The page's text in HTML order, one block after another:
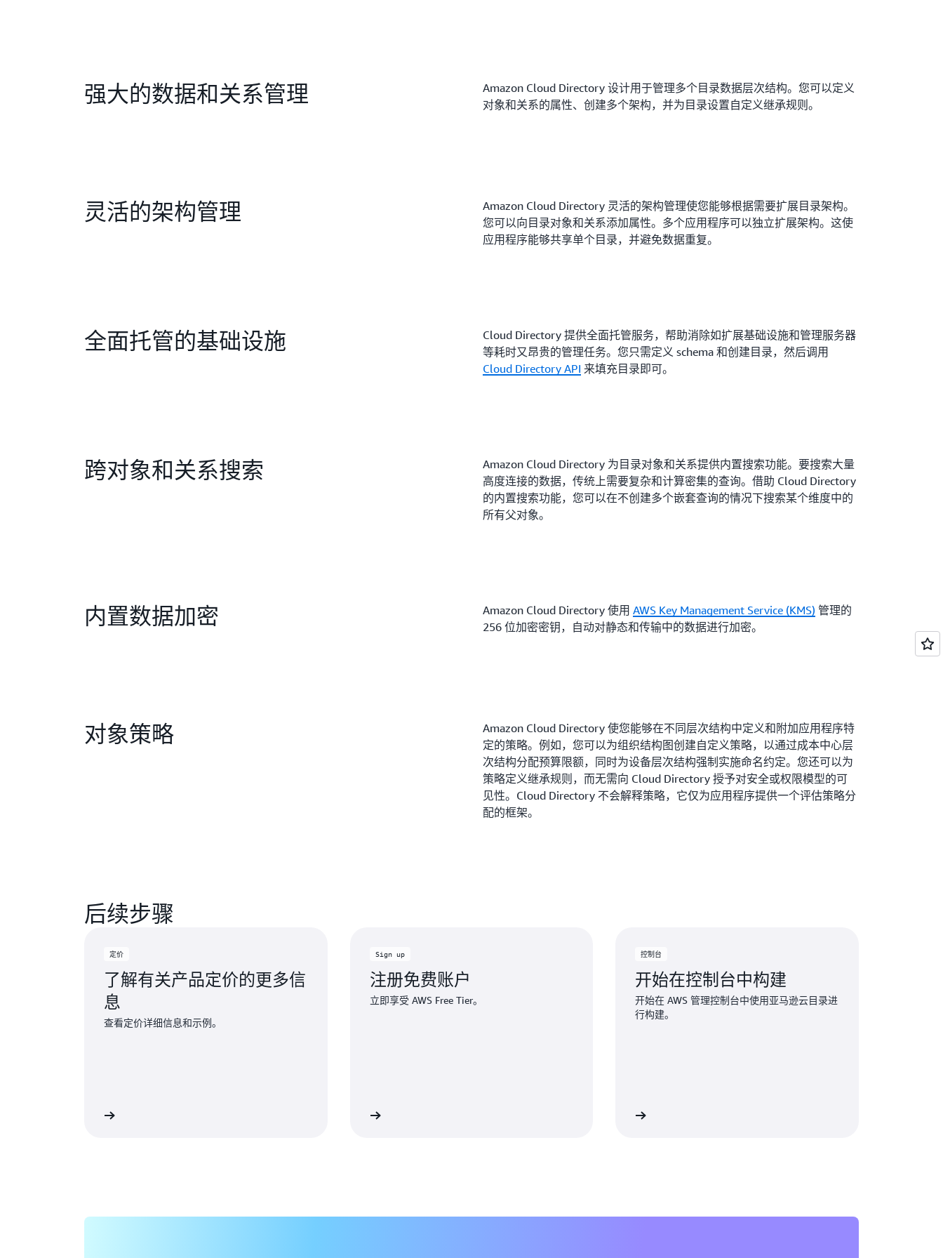
强大的数据和关系管理
Amazon Cloud Directory 设计用于管理多个目录数据层次结构。您可以定义
对象和关系的属性、创建多个架构，并为目录设置自定义继承规则。
灵活的架构管理
Amazon Cloud Directory 灵活的架构管理使您能够根据需要扩展目录架构。
您可以向目录对象和关系添加属性。多个应用程序可以独立扩展架构。这使
应用程序能够共享单个目录，并避免数据重复。
全面托管的基础设施
Cloud Directory 提供全面托管服务，帮助消除如扩展基础设施和管理服务器
等耗时又昂贵的管理任务。您只需定义 schema 和创建目录，然后调用
Cloud Directory API 来填充目录即可。
跨对象和关系搜索
Amazon Cloud Directory 为目录对象和关系提供内置搜索功能。要搜索大量
高度连接的数据，传统上需要复杂和计算密集的查询。借助 Cloud Directory
的内置搜索功能，您可以在不创建多个嵌套查询的情况下搜索某个维度中的
所有父对象。
内置数据加密 Amazon Cloud Directory 使用 AWS Key Management Service (KMS) 管理的
256 位加密密钥，自动对静态和传输中的数据进行加密。
对象策略
Amazon Cloud Directory 使您能够在不同层次结构中定义和附加应用程序特
定的策略。例如，您可以为组织结构图创建自定义策略，以通过成本中心层
次结构分配预算限额，同时为设备层次结构强制实施命名约定。您还可以为
策略定义继承规则，而无需向 Cloud Directory 授予对安全或权限模型的可
见性。Cloud Directory 不会解释策略，它仅为应用程序提供一个评估策略分
配的框架。
后续步骤
定价
了解有关产品定价的更多信
息
查看定价详细信息和示例。
Sign up
注册免费账户
立即享受 AWS Free Tier。
控制台
开始在控制台中构建
开始在 AWS 管理控制台中使用亚马逊云目录进
行构建。